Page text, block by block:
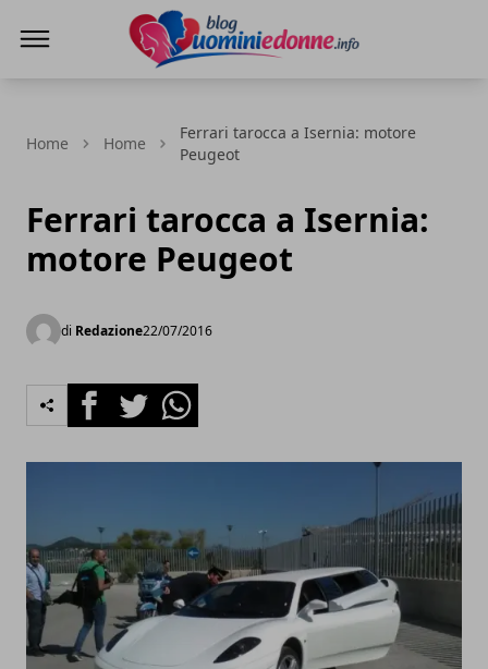
Home Home
Ferrari tarocca a Isernia: motore
Peugeot
Ferrari tarocca a Isernia:
motore Peugeot
di Redazione22/07/2016
FacebookTwitterWhatsapp